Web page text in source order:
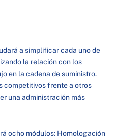
a simplificar cada uno de
la relación con los
en la cadena de suministro.
competitivos frente a otros
una administración más
ocho módulos: Homologación